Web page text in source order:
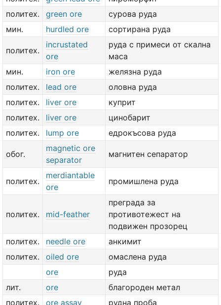
политех.
green ore
сурова руда
мин.
hurdled ore сортирана руда
политех.
incrustated
ore
руда с примеси от скална
маса
мин.
iron ore
желязна руда
политех.
lead ore
оловна руда
политех.
liver ore
куприт
политех.
liver ore
цинобарит
политех.
lump ore едрокъсова руда
обог.
magnetic ore
separator
магнитен сепаратор
политех.
merdiantable
ore
промишлена руда
политех. mid-feather
преграда за
противотежест на
подвижен прозорец
политех.
needle ore
анкимит
политех.
oiled ore
омаслена руда
ore
руда
лит.
ore
благороден метал
политех.
ore assay
рудна проба